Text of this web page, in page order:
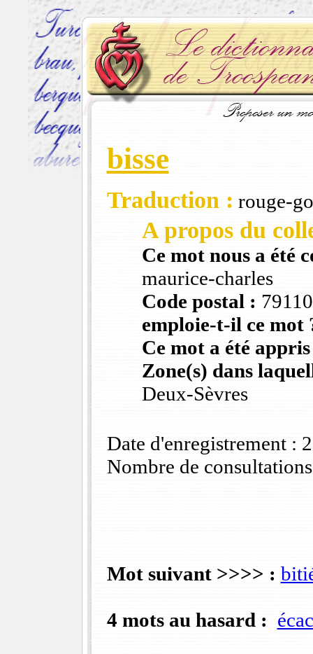
bisse
Traduction : rouge-
A propos du
Ce mot nous a été
maurice-charles
Code postal :
emploie-t-il ce mot
Ce mot a été
Zone(s) dans
Deux-Sèvres
Date d'enregistrement :
Nombre de
Mot suivant >>>> :
4 mots au hasard :